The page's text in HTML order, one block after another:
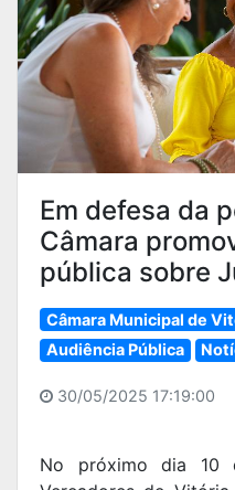
Em defesa da
Câmara
pública sobre
Câmara Municipal de
Audiência Pública
30/05/2025 17:19:00
No próximo dia 10